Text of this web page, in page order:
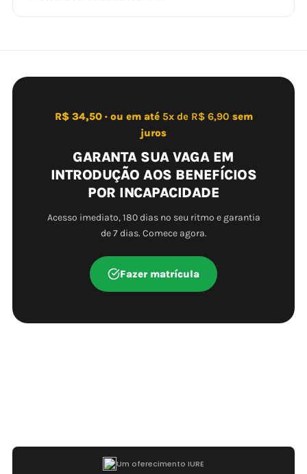
R$ 34,50 · ou em até 5x de R$ 6,90 sem
juros
GARANTA SUA VAGA EM
INTRODUÇÃO AOS BENEFÍCIOS
POR INCAPACIDADE
Acesso imediato, 180 dias no seu ritmo e garantia
de 7 dias. Comece agora.
Fazer matrícula